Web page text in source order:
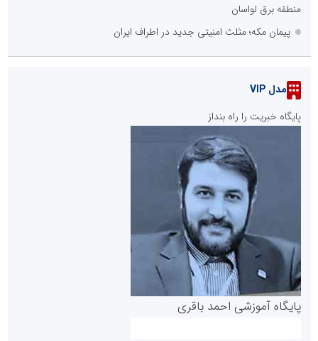
منطقه برق لواسان
پیمان مکه؛ مثلث امنیتی جدید در اطراف ایران
مدل VIP
پایگاه خبریت را راه بنداز
پایگاه آموزشی احمد باقری